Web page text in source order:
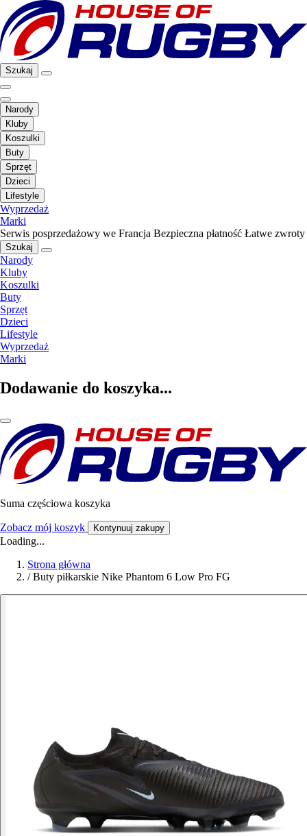
Szukaj
Narody
Kluby
Koszulki
Buty
Sprzęt
Dzieci
Lifestyle
Wyprzedaż
Marki
Serwis posprzedażowy we Francja Bezpieczna płatność Łatwe zwroty
Szukaj
Narody
Kluby
Koszulki
Buty
Sprzęt
Dzieci
Lifestyle
Wyprzedaż
Marki
Dodawanie do koszyka...
Suma częściowa koszyka
Zobacz mój koszyk Kontynuuj zakupy
Loading...
Strona główna
/ Buty piłkarskie Nike Phantom 6 Low Pro FG